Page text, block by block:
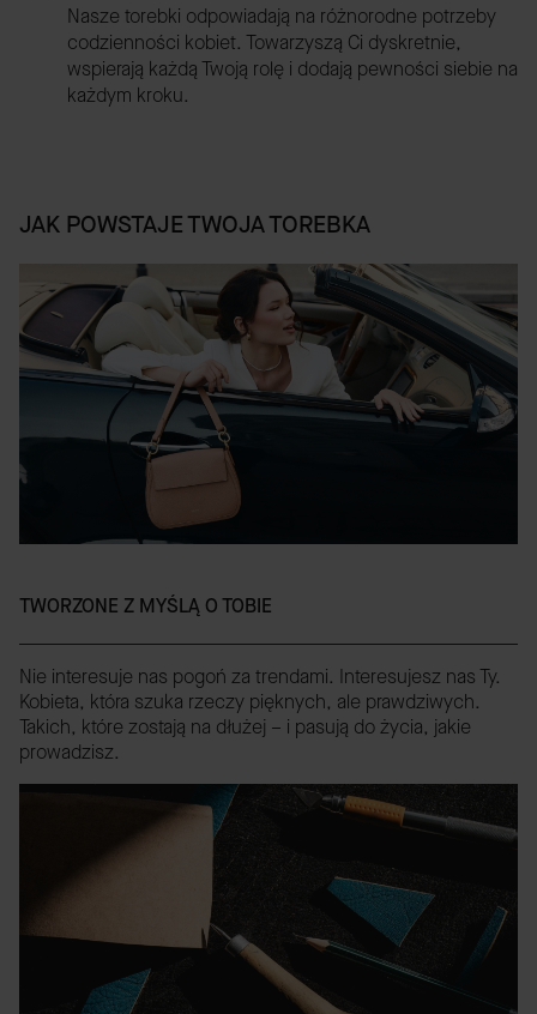
Nasze torebki odpowiadają na różnorodne potrzeby
codzienności kobiet. Towarzyszą Ci dyskretnie,
wspierają każdą Twoją rolę i dodają pewności siebie na
każdym kroku.
JAK POWSTAJE TWOJA TOREBKA
TWORZONE Z MYŚLĄ O TOBIE
Nie interesuje nas pogoń za trendami. Interesujesz nas Ty.
Kobieta, która szuka rzeczy pięknych, ale prawdziwych.
Takich, które zostają na dłużej – i pasują do życia, jakie
prowadzisz.